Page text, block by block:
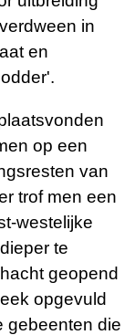
in
en
op een
van
trof men een
westelijke
te
geopend
opgevuld
gebeenten die